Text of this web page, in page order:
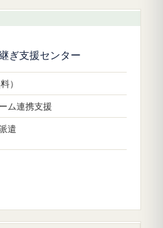
ぎ支援センター
）
ム連携支援
遣